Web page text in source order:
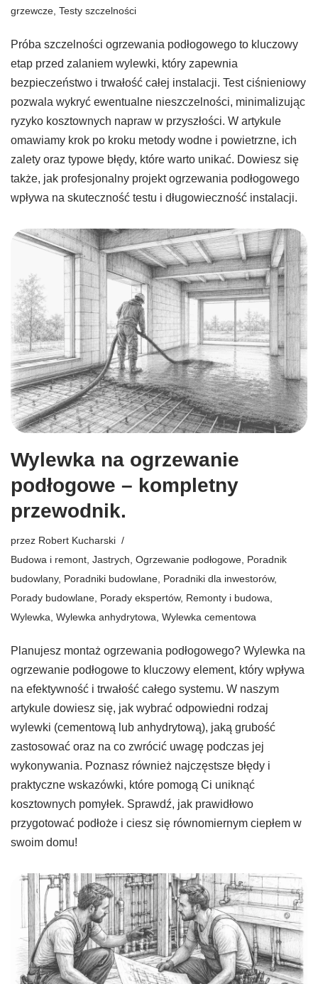
grzewcze Testy szczelności
Próba szczelności ogrzewania podłogowego to kluczowy
etap przed zalaniem wylewki, który zapewnia
bezpieczeństwo i trwałość całej instalacji. Test ciśnieniowy
pozwala wykryć ewentualne nieszczelności, minimalizując
ryzyko kosztownych napraw w przyszłości. W artykule
omawiamy krok po kroku metody wodne i powietrzne, ich
zalety oraz typowe błędy, które warto unikać. Dowiesz się
także, jak profesjonalny projekt ogrzewania podłogowego
wpływa na skuteczność testu i długowieczność instalacji.
Wylewka na ogrzewanie
podłogowe – kompletny
przewodnik.
przez Robert Kucharski
Budowa i remont Jastrych Ogrzewanie podłogowe Poradnik
budowlany, Poradniki budowlane Poradniki dla inwestorów,
Porady budowlane Porady ekspertów, Remonty i budowa
Wylewka Wylewka anhydrytowa Wylewka cementowa
Planujesz montaż ogrzewania podłogowego? Wylewka na
ogrzewanie podłogowe to kluczowy element, który wpływa
na efektywność i trwałość całego systemu. W naszym
artykule dowiesz się, jak wybrać odpowiedni rodzaj
wylewki (cementową lub anhydrytową), jaką grubość
zastosować oraz na co zwrócić uwagę podczas jej
wykonywania. Poznasz również najczęstsze błędy i
praktyczne wskazówki, które pomogą Ci uniknąć
kosztownych pomyłek. Sprawdź, jak prawidłowo
przygotować podłoże i ciesz się równomiernym ciepłem w
swoim domu!